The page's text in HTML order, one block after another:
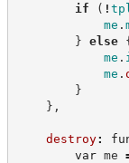
if
( ! tpl
me .
} else
me .
me .
}
} ,
destroy:
var me